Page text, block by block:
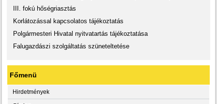
III. fokú hőségriasztás
Korlátozással kapcsolatos tájékoztatás
Polgármesteri Hivatal nyitvatartás tájékoztatása
Falugazdászi szolgáltatás szüneteltetése
Főmenü
Hirdetmények